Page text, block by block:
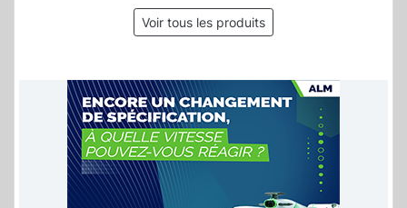
Voir tous les produits